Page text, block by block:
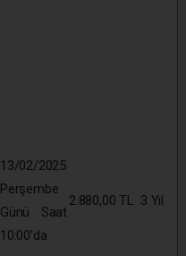
13/02/2025
Perşembe
Günü Saat
10:00’da
2.880,00 TL 3 Yıl